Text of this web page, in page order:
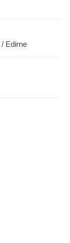
/ Edirne